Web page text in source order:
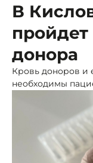
В
донора
Кровь доноров и
необходимы